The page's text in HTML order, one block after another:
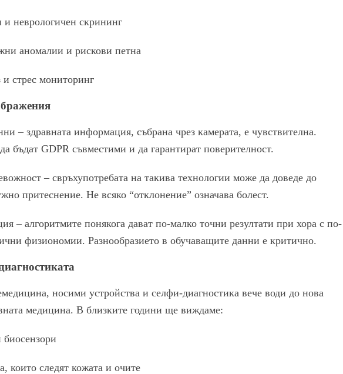
и неврологичен скрининг
аномалии и рискови петна
стрес мониторинг
– здравната информация, събрана чрез камерата, е чувствителна.
бъдат GDPR съвместими и да гарантират поверителност.
– свръхупотребата на такива технологии може да доведе до
притеснение. Не всяко “отклонение” означава болест.
– алгоритмите понякога дават по-малко точни резултати при хора с по-
физиономии. Разнообразието в обучаващите данни е критично.
носими устройства и селфи-диагностика вече води до нова
медицина. В близките години ще виждаме:
които следят кожата и очите